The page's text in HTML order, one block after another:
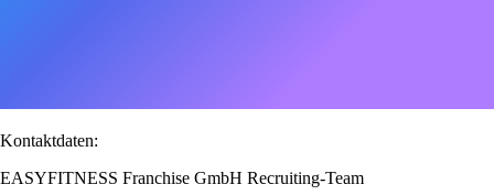
Kontaktdaten:
EASYFITNESS Franchise GmbH Recruiting-Team